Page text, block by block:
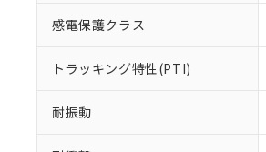
感電保護クラス
トラッキング特性(PTI)
耐振動